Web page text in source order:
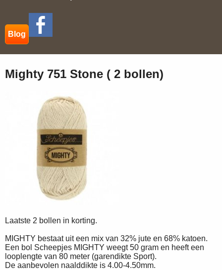
Blog
Mighty 751 Stone ( 2 bollen)
Laatste 2 bollen in korting.
MIGHTY bestaat uit een mix van 32% jute en 68% katoen.
Een bol Scheepjes MIGHTY weegt 50 gram en heeft een
looplengte van 80 meter (garendikte Sport).
De aanbevolen naalddikte is 4.00-4.50mm.